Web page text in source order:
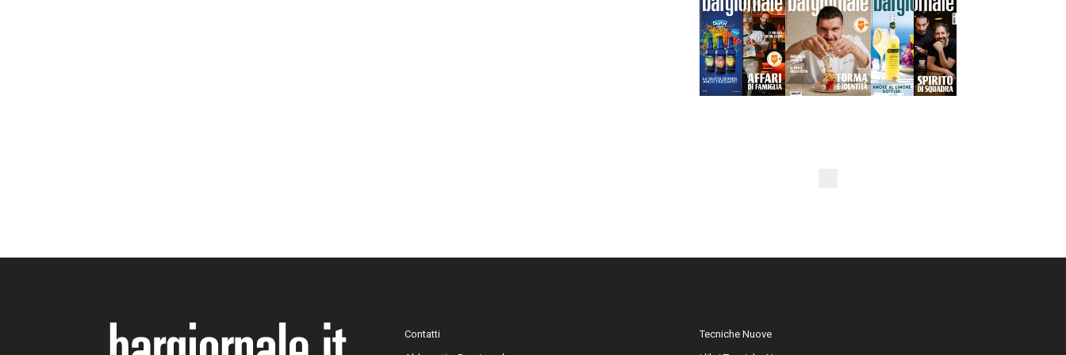
Contatti
Tecniche Nuove